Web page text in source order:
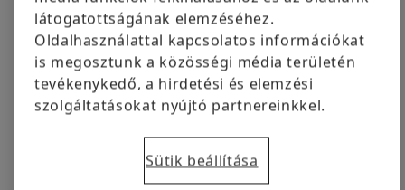
csapágyainak, mélyhúzott tűgörgős csapágyainak,
axiális tűgörgőscsapágyainak és mélyhúzott
görgőscsapágyainak előnyei, és lehetővé teszik a
jövőbe mutató fejlesztéseket.
látogatottságának elemzéséhez.
Oldalhasználattal kapcsolatos információkat
is megosztunk a közösségi média területén
tevékenykedő, a hirdetési és elemzési
szolgáltatásokat nyújtó partnereinkkel.
Sütik beállítása